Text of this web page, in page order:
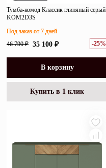
Тумба-комод Классик глиняный серый
KOM2D3S
46 790 ₽ 35 100 ₽ -25%
Под заказ от 7 дней
В корзину
Купить в 1 клик